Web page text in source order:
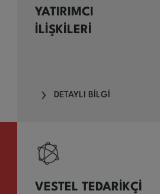
YATIRIMCI
İLİŞKİLERİ
DETAYLI BİLGİ
VESTEL TEDARİKÇİ